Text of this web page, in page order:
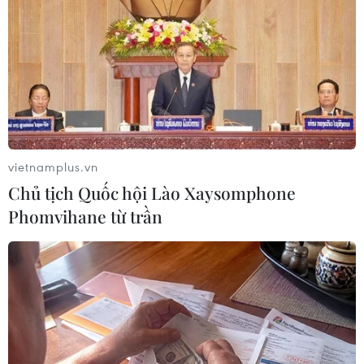
Tổ chức IS thừa nhận đứng sau vụ tấn
công nhà tù ở Nigeria
06/07/2022 23:49
Hãng tin Amaq của tổ chức Nhà nước Hồi giáo (IS) tự
xưng cho biết IS đã lên tiếng nhận trách nhiệm về vụ tấn
công vào một nhà tù ở thủ đô Abuja của Nigeria, khiến
nhiều tù nhân tại đây tẩu thoát.
vietnamplus.vn
Chủ tịch Quốc hội Lào Xaysomphone
Phomvihane từ trần